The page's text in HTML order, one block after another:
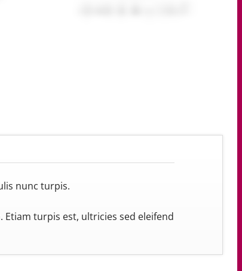
nunc turpis.
turpis est, ultricies sed eleifend